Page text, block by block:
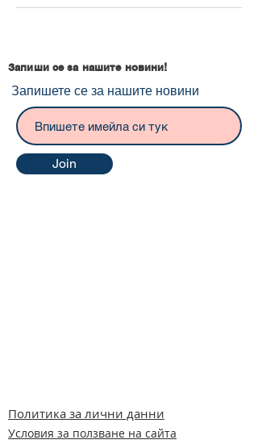
Запиши се за нашите новини!
Запишете се за нашите новини
Join
Политика за лични данни
Условия за ползване на сайта